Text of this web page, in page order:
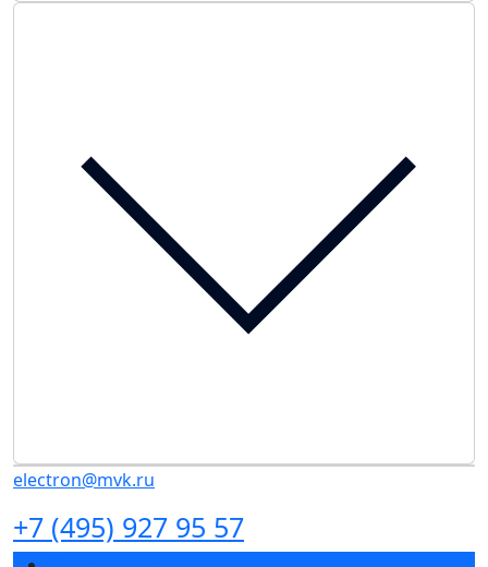
electron@mvk.ru
+7 (495) 927 95 57